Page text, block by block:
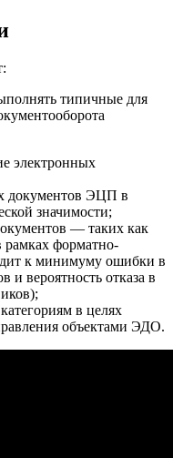
типичные для
электронных
документов ЭЦП в
значимости;
— таких как
рамках форматно-
к минимуму ошибки в
и вероятность отказа в
в целях
объектами ЭДО.